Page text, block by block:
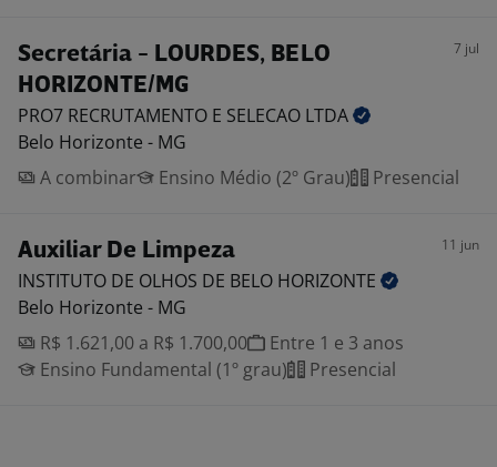
Secretária - LOURDES, BELO
HORIZONTE/MG
7 jul
PRO7 RECRUTAMENTO E SELECAO LTDA
Belo Horizonte - MG
A combinar
Ensino Médio (2º Grau) Presencial
Auxiliar De Limpeza 11 jun
INSTITUTO DE OLHOS DE BELO HORIZONTE
Belo Horizonte - MG
R$ 1.621,00 a R$ 1.700,00
Entre 1 e 3 anos
Ensino Fundamental (1º grau)
Presencial